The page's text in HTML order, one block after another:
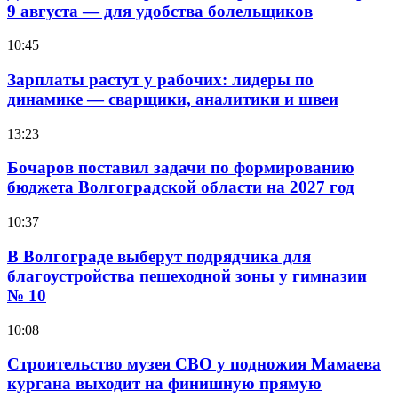
9 августа — для удобства болельщиков
10:45
Зарплаты растут у рабочих: лидеры по
динамике — сварщики, аналитики и швеи
13:23
Бочаров поставил задачи по формированию
бюджета Волгоградской области на 2027 год
10:37
В Волгограде выберут подрядчика для
благоустройства пешеходной зоны у гимназии
№ 10
10:08
Строительство музея СВО у подножия Мамаева
кургана выходит на финишную прямую